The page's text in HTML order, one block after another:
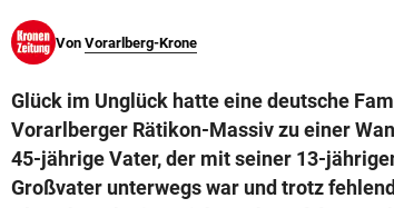
© Krone Multimedia GmbH & Co KG 2026
Von Vorarlberg-Krone
Glück im Unglück hatte eine deutsche
Vorarlberger Rätikon-Massiv zu einer
45-jährige Vater, der mit seiner 13-
Großvater unterwegs war und trotz